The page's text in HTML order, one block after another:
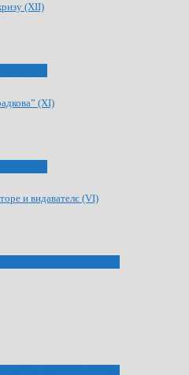
(XII)
(XI)
и видавателє (VI)